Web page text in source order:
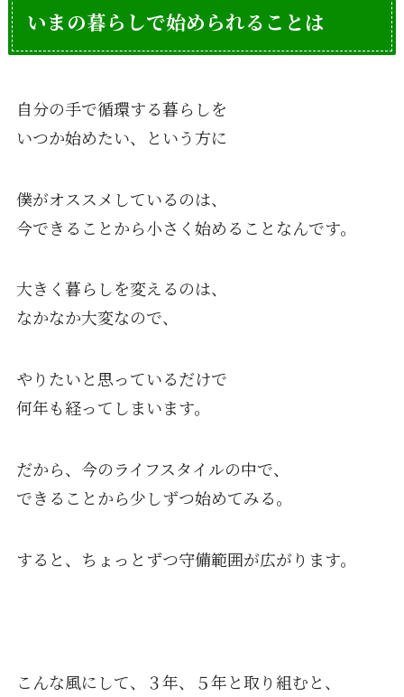
いまの暮らしで始められることは
自分の手で循環する暮らしを
いつか始めたい、という方に
僕がオススメしているのは、
今できることから小さく始めることなんです。
大きく暮らしを変えるのは、
なかなか大変なので、
やりたいと思っているだけで
何年も経ってしまいます。
だから、今のライフスタイルの中で、
できることから少しずつ始めてみる。
すると、ちょっとずつ守備範囲が広がります。
こんな風にして、３年、５年と取り組むと、